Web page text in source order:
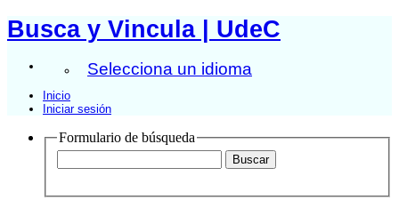
Busca y Vincula | UdeC
Selecciona un idioma
Inicio
Iniciar sesión
Formulario de búsqueda